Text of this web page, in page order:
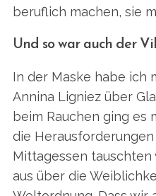
beruflich machen, sie
Und so war auch der
In der Maske habe ich
Annina Ligniez über
beim Rauchen ging es
die
Mittagessen tauschten
aus über die